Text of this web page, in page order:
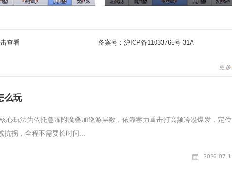
查看 备案号： 沪ICP备11033765号-31A
更多
么玩
心玩法为依托急冻附魔叠加巡游层数，依靠蓄力重击打高频冷凝爆发，定位
抗拐，全程不需要长时间...
2026-07-